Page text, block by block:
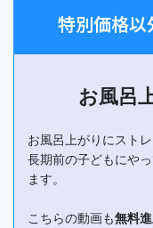
特別価格以
お風呂
お風呂上がりにスト
長期前の子どもにや
ます。
こちらの動画も無料